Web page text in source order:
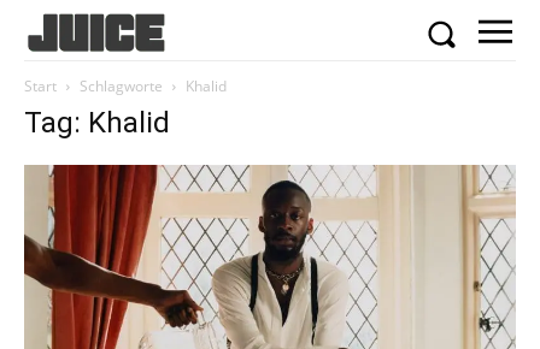
Start Schlagworte Khalid
Tag: Khalid